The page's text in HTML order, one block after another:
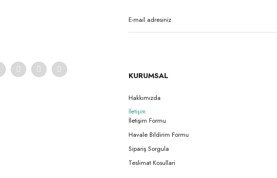
Gönder
KURUMSAL
Hakkımızda
İletişim
İletişim Formu
Havale Bildirim Formu
Sipariş Sorgula
Teslimat Kosullari